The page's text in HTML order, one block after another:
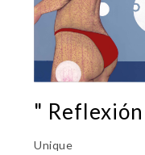
"
Unique